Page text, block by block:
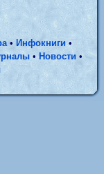
• Инфокниги •
• Новости •